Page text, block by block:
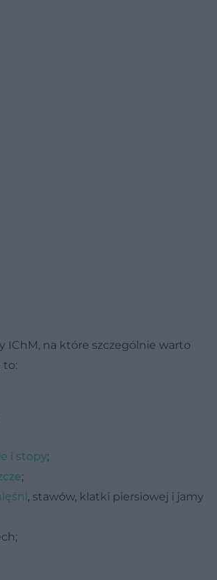
IChM, na które szczególnie warto
to:
i stopy;
;
, stawów, klatki piersiowej i jamy